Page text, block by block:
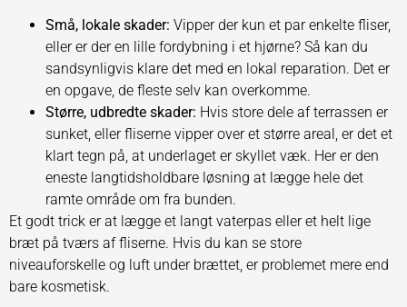
Små, lokale skader: Vipper der kun et par enkelte fliser,
eller er der en lille fordybning i et hjørne? Så kan du
sandsynligvis klare det med en lokal reparation. Det er
en opgave, de fleste selv kan overkomme.
Større, udbredte skader: Hvis store dele af terrassen er
sunket, eller fliserne vipper over et større areal, er det et
klart tegn på, at underlaget er skyllet væk. Her er den
eneste langtidsholdbare løsning at lægge hele det
ramte område om fra bunden.
Et godt trick er at lægge et langt vaterpas eller et helt lige
bræt på tværs af fliserne. Hvis du kan se store
niveauforskelle og luft under brættet, er problemet mere end
bare kosmetisk.